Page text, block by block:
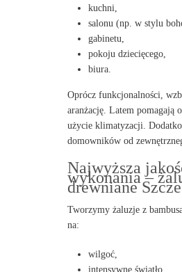
kuchni,
salonu (np. w stylu
gabinetu,
pokoju dziecięcego,
biura.
Oprócz funkcjonalności,
aranżację. Latem pomagają
użycie klimatyzacji.
domowników od
Najwyższa
wykonania –
drewniane
Tworzymy żaluzje z
na:
wilgoć,
intensywne światło,